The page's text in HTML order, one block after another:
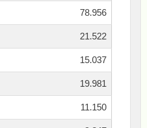
78.956
21.522
15.037
19.981
11.150